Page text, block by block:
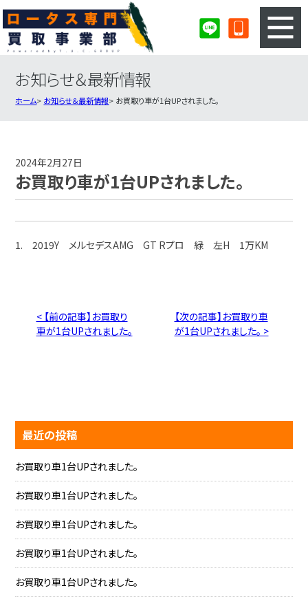
3ステップのカンタン査定
ロータス買取実績
お知らせ＆最新情報
ホーム お知らせ＆最新情報 お買取り車が1台UPされました。
2024年2月27日
お買取り車が1台UPされました。
1. 2019Y メルセデスAMG GT Rプロ 緑 左H 1万KM
< 【前の記事】お買取り
車が1台UPされました。
【次の記事】お買取り車
が1台UPされました。 >
最近の投稿
お買取り車1台UPされました。
お買取り車1台UPされました。
お買取り車1台UPされました。
お買取り車1台UPされました。
お買取り車1台UPされました。